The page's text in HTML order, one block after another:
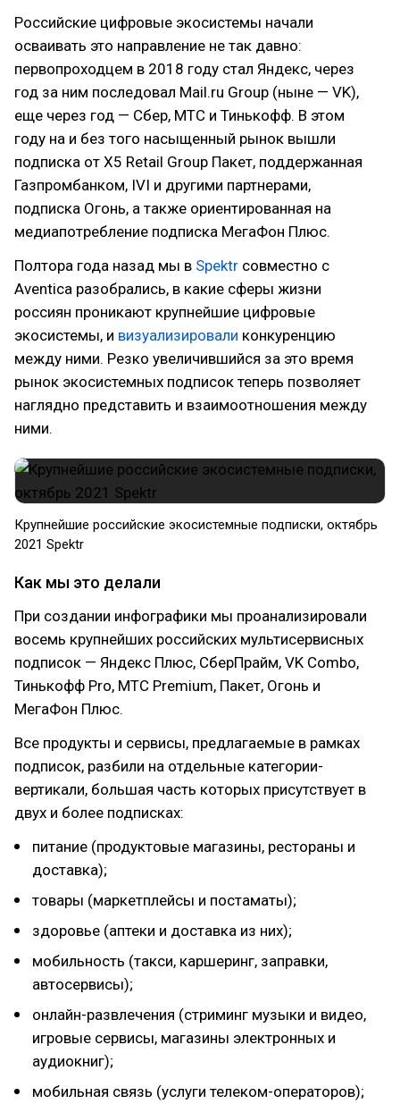
Российские цифровые экосистемы начали
осваивать это направление не так давно:
первопроходцем в 2018 году стал Яндекс, через
год за ним последовал Mail.ru Group (ныне — VK),
еще через год — Сбер, МТС и Тинькофф. В этом
году на и без того насыщенный рынок вышли
подписка от X5 Retail Group Пакет, поддержанная
Газпромбанком, IVI и другими партнерами,
подписка Огонь, а также ориентированная на
медиапотребление подписка МегаФон Плюс.
Полтора года назад мы в Spektr совместно с
Aventica разобрались, в какие сферы жизни
россиян проникают крупнейшие цифровые
экосистемы, и визуализировали конкуренцию
между ними. Резко увеличившийся за это время
рынок экосистемных подписок теперь позволяет
наглядно представить и взаимоотношения между
ними.
Крупнейшие российские экосистемные подписки, октябрь
2021 Spektr
Как мы это делали
При создании инфографики мы проанализировали
восемь крупнейших российских мультисервисных
подписок — Яндекс Плюс, СберПрайм, VK Combo,
Тинькофф Pro, МТС Premium, Пакет, Огонь и
МегаФон Плюс.
Все продукты и сервисы, предлагаемые в рамках
подписок, разбили на отдельные категории-
вертикали, большая часть которых присутствует в
двух и более подписках:
питание (продуктовые магазины, рестораны и
доставка);
товары (маркетплейсы и постаматы);
здоровье (аптеки и доставка из них);
мобильность (такси, каршеринг, заправки,
автосервисы);
онлайн-развлечения (стриминг музыки и видео,
игровые сервисы, магазины электронных и
аудиокниг);
мобильная связь (услуги телеком-операторов);